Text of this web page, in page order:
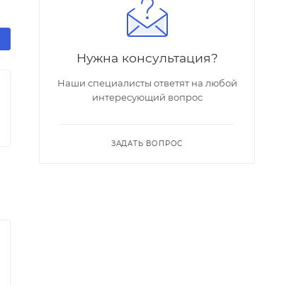
Нужна консультация?
Наши специалисты ответят на любой
интересующий вопрос
ЗАДАТЬ ВОПРОС